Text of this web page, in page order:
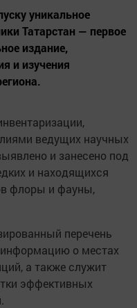
уникальное
Татарстан — первое
издание,
и изучения
ведущих научных
и занесено под
и находящихся
флоры и фауны,
перечень
о местах
а также служит
эффективных